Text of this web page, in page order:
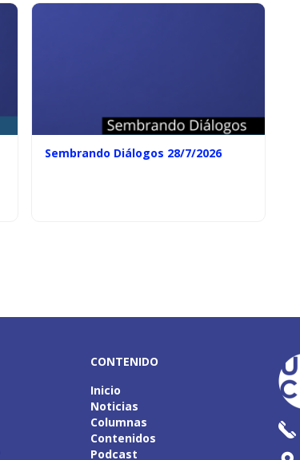
Sembrando Diálogos 28/7/2026
CONTENIDO
Inicio
Noticias
Columnas
Contenidos
Podcast